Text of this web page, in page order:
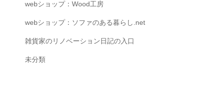
webショップ：Wood工房
webショップ：ソファのある暮らし.net
雑貨家のリノベーション日記の入口
未分類